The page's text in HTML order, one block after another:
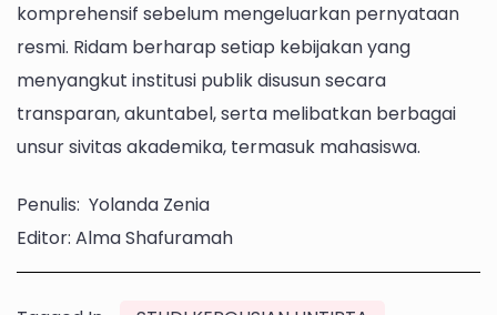
komprehensif sebelum mengeluarkan pernyataan
resmi. Ridam berharap setiap kebijakan yang
menyangkut institusi publik disusun secara
transparan, akuntabel, serta melibatkan berbagai
unsur sivitas akademika, termasuk mahasiswa.
Penulis: Yolanda Zenia
Editor: Alma Shafuramah